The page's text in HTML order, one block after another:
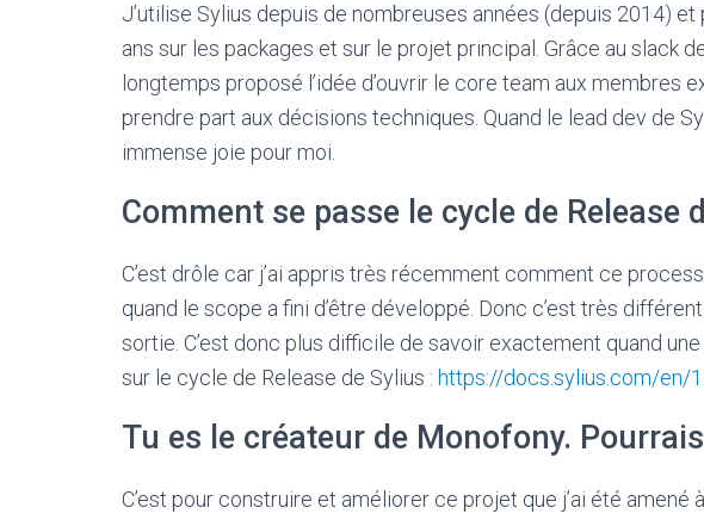
J’utilise Sylius depuis de nombreuses années (depuis 2014)
ans sur les packages et sur le projet principal. Grâce au slack
longtemps proposé l’idée d’ouvrir le core team aux
prendre part aux décisions techniques. Quand le lead dev de
immense joie pour moi.
Comment se passe le cycle de Release
C’est drôle car j’ai appris très récemment comment ce
quand le scope a fini d’être développé. Donc c’est très
sortie. C’est donc plus difficile de savoir exactement quand
sur le cycle de Release de Sylius : https://docs.sylius.com/en/
Tu es le créateur de Monofony.
C’est pour construire et améliorer ce projet que j’ai été